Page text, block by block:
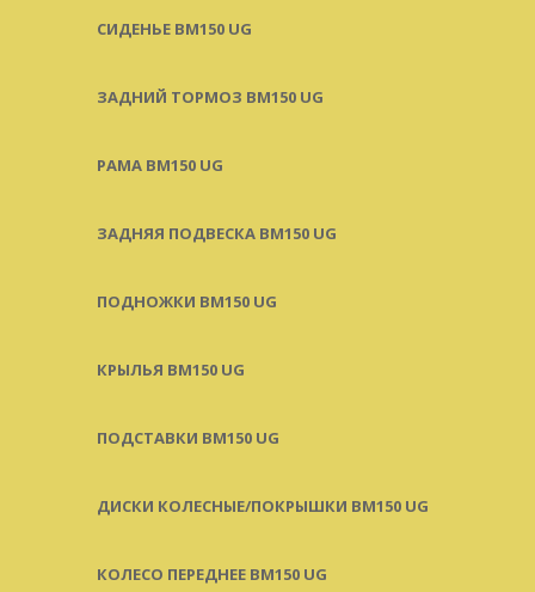
СИДЕНЬЕ BM150 UG
ЗАДНИЙ ТОРМОЗ BM150 UG
РАМА BM150 UG
ЗАДНЯЯ ПОДВЕСКА BM150 UG
ПОДНОЖКИ BM150 UG
КРЫЛЬЯ BM150 UG
ПОДСТАВКИ BM150 UG
ДИСКИ КОЛЕСНЫЕ/ПОКРЫШКИ BM150 UG
КОЛЕСО ПЕРЕДНЕЕ BM150 UG